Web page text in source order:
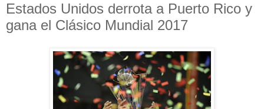
Estados Unidos derrota a Puerto Rico y
gana el Clásico Mundial 2017